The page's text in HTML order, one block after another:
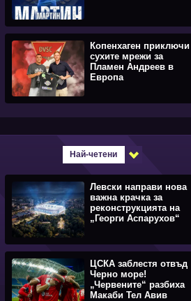
Копенхаген приключи
сухите мрежи за
Пламен Андреев в
Европа
Най-четени
Левски направи нова
важна крачка за
реконструкцията на
„Георги Аспарухов“
ЦСКА заблестя отвъд
Черно море!
„Червените“ разбиха
Макаби Тел Авив